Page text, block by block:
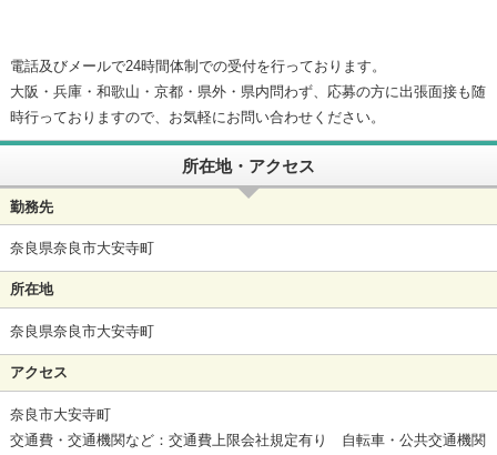
電話及びメールで24時間体制での受付を行っております。
大阪・兵庫・和歌山・京都・県外・県内問わず、応募の方に出張面接も随
時行っておりますので、お気軽にお問い合わせください。
所在地・アクセス
勤務先
奈良県奈良市大安寺町
所在地
奈良県奈良市大安寺町
アクセス
奈良市大安寺町
交通費・交通機関など：交通費上限会社規定有り 自転車・公共交通機関